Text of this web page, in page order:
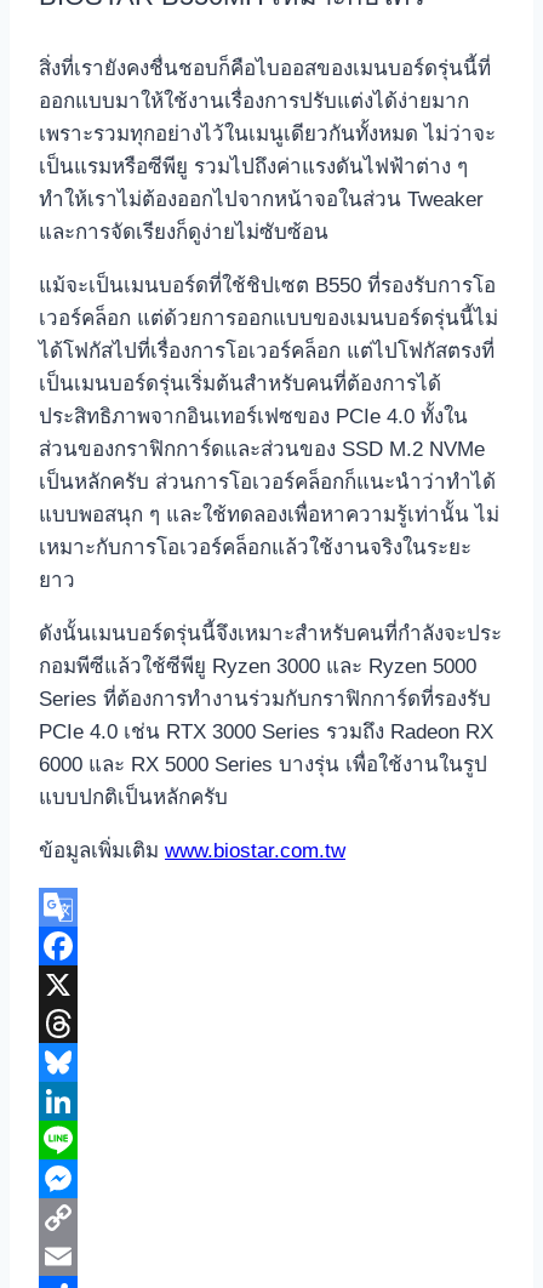
สิ่งที่เรายังคงชื่นชอบก็คือไบออสของเมนบอร์ดรุ่นนี้ที่
ออกแบบมาให้ใช้งานเรื่องการปรับแต่งได้ง่ายมาก
เพราะรวมทุกอย่างไว้ในเมนูเดียวกันทั้งหมด ไม่ว่าจะ
เป็นแรมหรือซีพียู รวมไปถึงค่าแรงดันไฟฟ้าต่าง ๆ
ทำให้เราไม่ต้องออกไปจากหน้าจอในส่วน Tweaker
และการจัดเรียงก็ดูง่ายไม่ซับซ้อน
แม้จะเป็นเมนบอร์ดที่ใช้ชิปเซต B550 ที่รองรับการโอ
เวอร์คล็อก แต่ด้วยการออกแบบของเมนบอร์ดรุ่นนี้ไม่
ได้โฟกัสไปที่เรื่องการโอเวอร์คล็อก แต่ไปโฟกัสตรงที่
เป็นเมนบอร์ดรุ่นเริ่มต้นสำหรับคนที่ต้องการได้
ประสิทธิภาพจากอินเทอร์เฟซของ PCIe 4.0 ทั้งใน
ส่วนของกราฟิกการ์ดและส่วนของ SSD M.2 NVMe
เป็นหลักครับ ส่วนการโอเวอร์คล็อกก็แนะนำว่าทำได้
แบบพอสนุก ๆ และใช้ทดลองเพื่อหาความรู้เท่านั้น ไม่
เหมาะกับการโอเวอร์คล็อกแล้วใช้งานจริงในระยะ
ยาว
ดังนั้นเมนบอร์ดรุ่นนี้จึงเหมาะสำหรับคนที่กำลังจะประ
กอมพีซีแล้วใช้ซีพียู Ryzen 3000 และ Ryzen 5000
Series ที่ต้องการทำงานร่วมกับกราฟิกการ์ดที่รองรับ
PCIe 4.0 เช่น RTX 3000 Series รวมถึง Radeon RX
6000 และ RX 5000 Series บางรุ่น เพื่อใช้งานในรูป
แบบปกติเป็นหลักครับ
ข้อมูลเพิ่มเติม www.biostar.com.tw
Google
Translate
Facebook
X
Threads
Bluesky
LinkedIn
Line
Messenger
Copy